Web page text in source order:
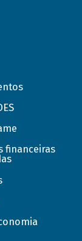
financeiras